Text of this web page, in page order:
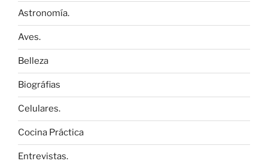
Astronomía.
Aves.
Belleza
Biográfias
Celulares.
Cocina Práctica
Entrevistas.